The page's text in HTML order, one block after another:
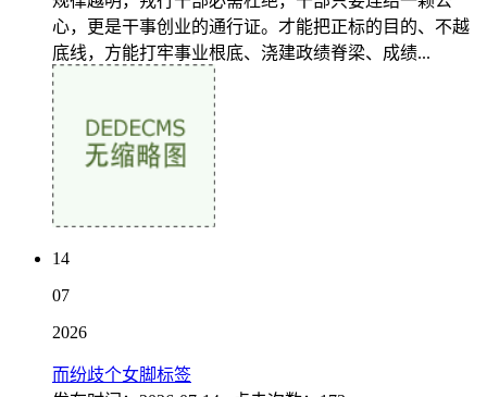
心，更是干事创业的通行证。才能把正标的目的、不越
底线，方能打牢事业根底、浇建政绩脊梁、成绩...
14
07
2026
而纷歧个女脚标签